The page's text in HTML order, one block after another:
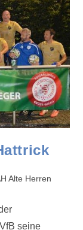
Alte Herren
seine